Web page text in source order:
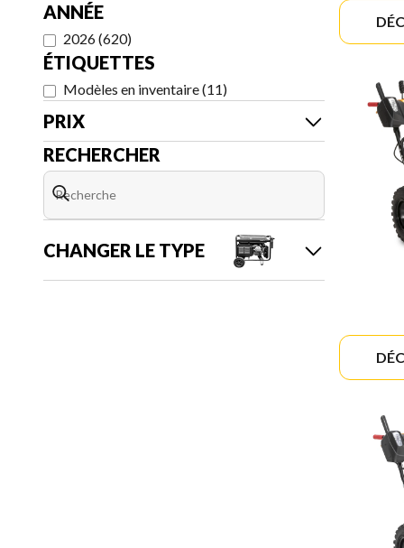
ANNÉE
2026(620)
ÉTIQUETTES
Modèles en inventaire(11)
PRIX
RECHERCHER
CHANGER LE TYPE